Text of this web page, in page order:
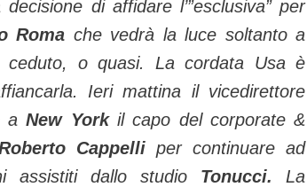
di affidare l’”esclusiva” per
Roma che vedrà la luce soltanto a
o quasi. La cordata Usa è
Ieri mattina il vicedirettore
aNew York il capo del corporate &
Cappelli per continuare ad
assistiti dallo studio Tonucci. La